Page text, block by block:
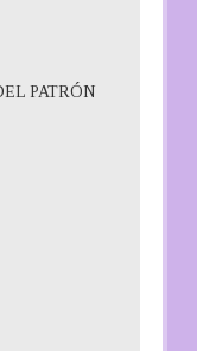
PATRÓN